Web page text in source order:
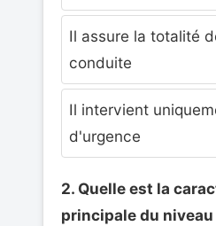
Il assure la totalité
conduite
Il intervient
d'urgence
2. Quelle est la
principale du niveau